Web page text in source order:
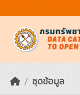
ชุดข้อมูล